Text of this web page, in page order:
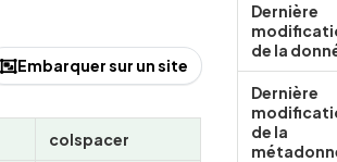
Embarquer sur un site
Dernière
de la
Dernière
de la